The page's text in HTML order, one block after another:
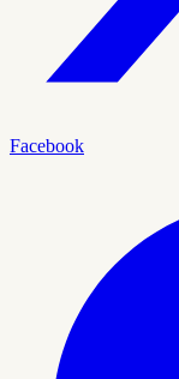
Facebook